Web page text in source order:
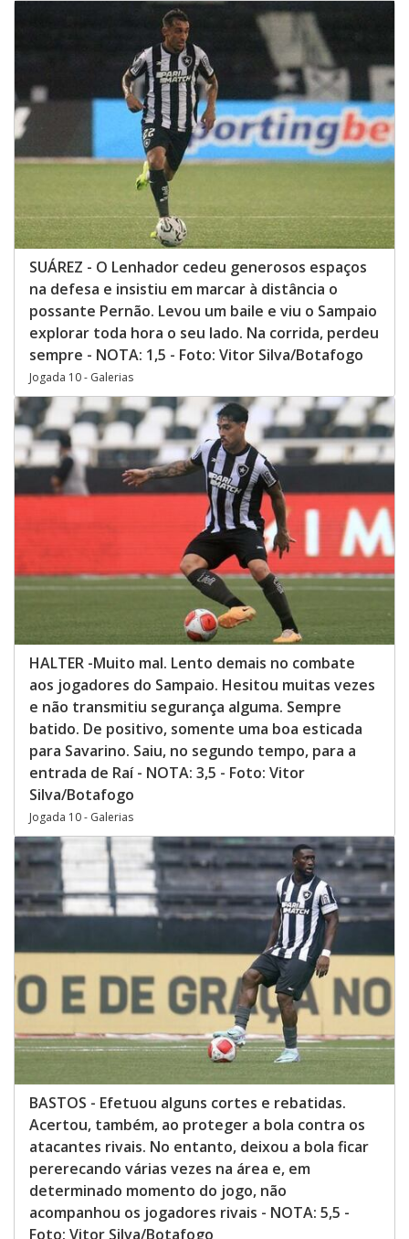
SUÁREZ - O Lenhador cedeu generosos espaços
na defesa e insistiu em marcar à distância o
possante Pernão. Levou um baile e viu o Sampaio
explorar toda hora o seu lado. Na corrida, perdeu
sempre - NOTA: 1,5 - Foto: Vitor Silva/Botafogo
Jogada 10 - Galerias
HALTER -Muito mal. Lento demais no combate
aos jogadores do Sampaio. Hesitou muitas vezes
e não transmitiu segurança alguma. Sempre
batido. De positivo, somente uma boa esticada
para Savarino. Saiu, no segundo tempo, para a
entrada de Raí - NOTA: 3,5 - Foto: Vitor
Silva/Botafogo
Jogada 10 - Galerias
BASTOS - Efetuou alguns cortes e rebatidas.
Acertou, também, ao proteger a bola contra os
atacantes rivais. No entanto, deixou a bola ficar
pererecando várias vezes na área e, em
determinado momento do jogo, não
acompanhou os jogadores rivais - NOTA: 5,5 -
Foto: Vitor Silva/Botafogo